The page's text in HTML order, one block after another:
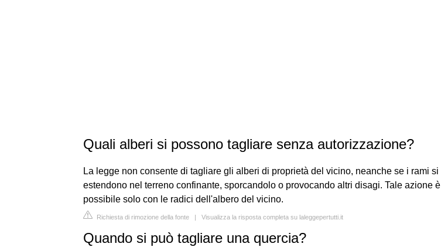
Quali alberi si possono tagliare senza autorizzazione?
La legge non consente di tagliare gli alberi di proprietà del vicino, neanche se i rami si
estendono nel terreno confinante, sporcandolo o provocando altri disagi. Tale azione è
possibile solo con le radici dell'albero del vicino.
Richiesta di rimozione della fonte | Visualizza la risposta completa su laleggepertutti.it
Quando si può tagliare una quercia?